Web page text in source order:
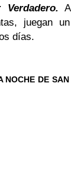
Verdadero.
juegan
días.
NOCHE DE